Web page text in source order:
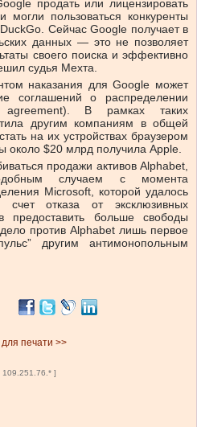
продать или лицензировать
пользоваться конкуренты
Сейчас Google получает в
данных — это не позволяет
своего поиска и эффективно
судья Мехта.
наказания для Google может
соглашений о распределении
agreement). В рамках таких
другим компаниям в общей
на их устройствах браузером
около $20 млрд получила Apple.
продажи активов Alphabet,
случаем с момента
Microsoft, которой удалось
счет отказа от эксклюзивных
предоставить больше свободы
против Alphabet лишь первое
другим антимонопольным
печати >>
]